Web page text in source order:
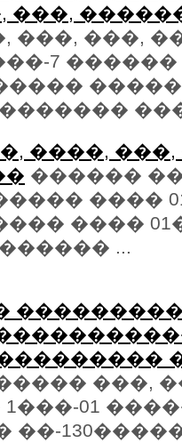
���,
���, ���,
7 ������
����, ���,
������
����
����
...
���,
01
��-